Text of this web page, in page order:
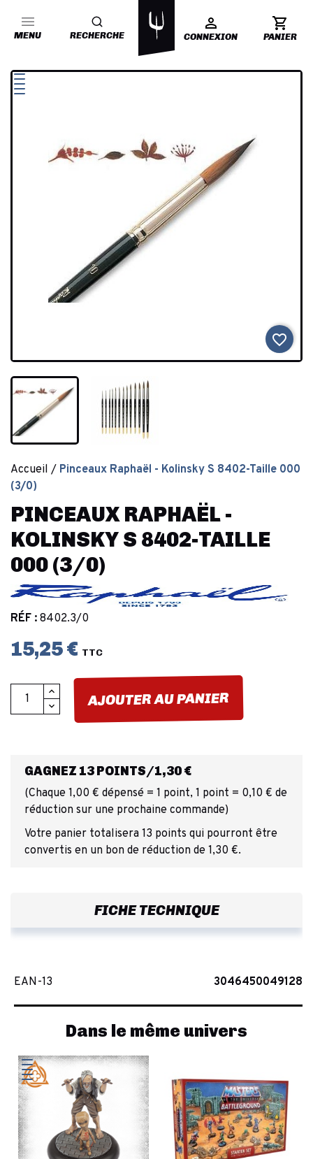
MENU RECHERCHE CONNEXION PANIER
favorite_border
Accueil
Pinceaux Raphaël - Kolinsky S 8402-Taille 000
(3/0)
PINCEAUX RAPHAËL -
KOLINSKY S 8402-TAILLE
000 (3/0)
RÉF : 8402.3/0
15,25 € TTC
AJOUTER AU PANIER
GAGNEZ 13 POINTS/1,30 €
(Chaque 1,00 € dépensé = 1 point, 1 point = 0,10 € de
réduction sur une prochaine commande)
Votre panier totalisera 13 points qui pourront être
convertis en un bon de réduction de 1,30 €.
FICHE TECHNIQUE
EAN-13 3046450049128
Dans le même univers